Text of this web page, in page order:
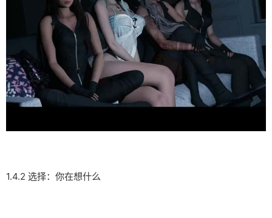
1.4.2 选择：你在想什么